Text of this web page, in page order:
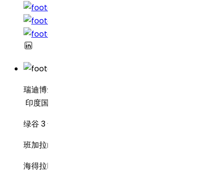
瑞迪博士制药
印度国家银行行政中心 8-2-337 号
绿谷 3 号路
班加拉山
海得拉巴 – 500034